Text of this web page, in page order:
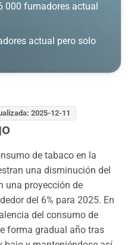
000 fumadores actual
actual pero solo
2025-12-11
de tabaco en la
una disminución del
una proyección de
del 6% para 2025. En
del consumo de
forma gradual año tras